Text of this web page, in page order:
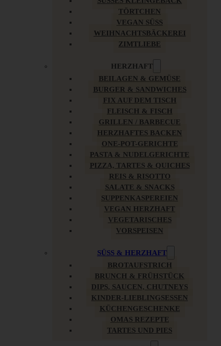
TÖRTCHEN
VEGAN SÜSS
WEIHNACHTSBÄCKEREI
ZIMTLIEBE
HERZHAFT
BEILAGEN & GEMÜSE
BURGER & SANDWICHES
FIX AUF DEM TISCH
FLEISCH & FISCH
GRILLEN / BARBECUE
HERZHAFTES BACKEN
ONE-POT-GERICHTE
PASTA & NUDELGERICHTE
PIZZA, TARTES & QUICHES
REIS & RISOTTO
SALATE & SNACKS
SUPPENKASPEREIEN
VEGAN HERZHAFT
VEGETARISCHES
VORSPEISEN
SÜSS & HERZHAFT
BROTAUFSTRICH
BRUNCH & FRÜHSTÜCK
DIPS, SAUCEN, CHUTNEYS
KINDER-LIEBLINGSESSEN
KÜCHENGESCHENKE
OMAS REZEPTE
TARTES UND PIES